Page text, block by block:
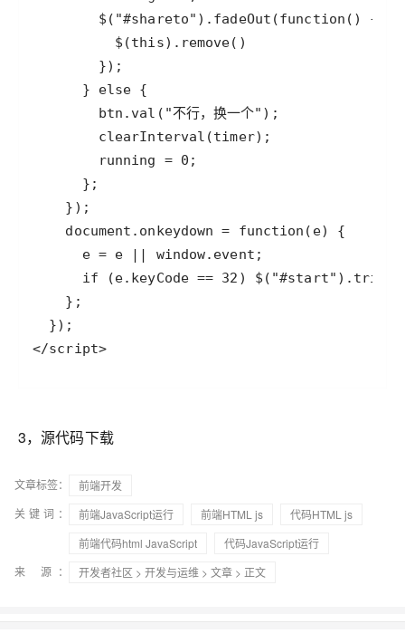
</script>
3，源代码下载
文章标签：
前端开发
关键词：
前端JavaScript运行 前端HTML js
代码HTML js
前端代码html JavaScript
代码JavaScript运行
来 源：
开发者社区 > 开发与运维 > 文章 > 正文